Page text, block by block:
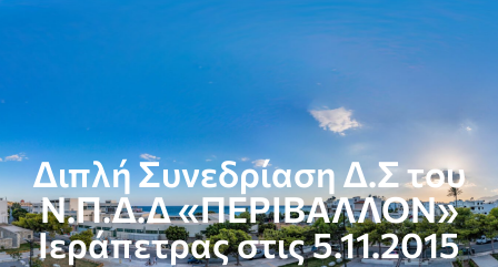
Διπλή Συνεδρίαση Δ.Σ του
Ν.Π.Δ.Δ «ΠΕΡΙΒΑΛΛΟΝ»
Ιεράπετρας στις 5.11.2015